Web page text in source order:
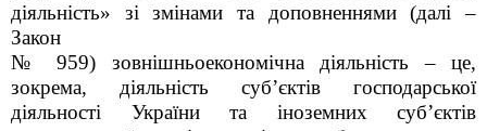
діяльність» зі змінами та доповненнями (далі –
Закон
№ 959) зовнішньоекономічна діяльність – це,
зокрема, діяльність суб’єктів господарської
діяльності України та іноземних суб’єктів